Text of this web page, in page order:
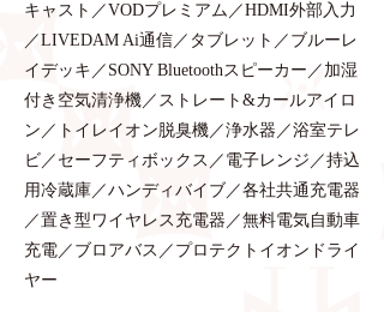
キャスト／VODプレミアム／HDMI外部入力
／LIVEDAM Ai通信／タブレット／ブルーレ
イデッキ／SONY Bluetoothスピーカー／加湿
付き空気清浄機／ストレート&カールアイロ
ン／トイレイオン脱臭機／浄水器／浴室テレ
ビ／セーフティボックス／電子レンジ／持込
用冷蔵庫／ハンディバイブ／各社共通充電器
／置き型ワイヤレス充電器／無料電気自動車
充電／ブロアバス／プロテクトイオンドライ
ヤー